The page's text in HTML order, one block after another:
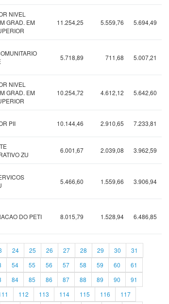
NIVEL
GRAD. EM
11.254,25 5.559,76 5.694,49
5.718,89 711,68 5.007,21
NIVEL
GRAD. EM
10.254,72 4.612,12 5.642,60
PII 10.144,46 2.910,65 7.233,81
ZU
6.001,67 2.039,08 3.962,59
5.466,60 1.559,66 3.906,94
DO PETI 8.015,79 1.528,94 6.486,85
24 25 26 27 28 29 30
31
54 55 56 57 58 59 60
61
84 85 86 87 88 89 90
91
112 113 114 115 116 117